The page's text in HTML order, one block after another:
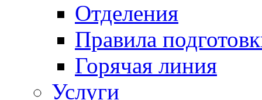
Отделения
Правила
Горячая линия
Услуги